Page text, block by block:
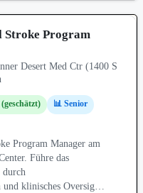
Stroke Program
Desert Med Ctr (1400 S
📊 Senior
Program Manager am
Führe das
durch
und klinisches Oversig…